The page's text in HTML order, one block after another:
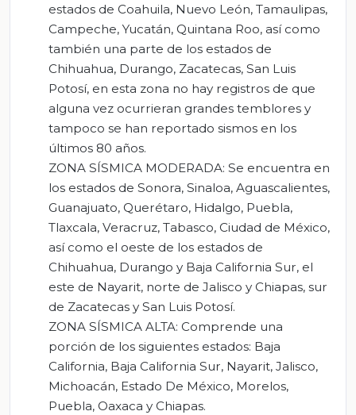
estados de Coahuila, Nuevo León, Tamaulipas,
Campeche, Yucatán, Quintana Roo, así como
también una parte de los estados de
Chihuahua, Durango, Zacatecas, San Luis
Potosí, en esta zona no hay registros de que
alguna vez ocurrieran grandes temblores y
tampoco se han reportado sismos en los
últimos 80 años.
ZONA SÍSMICA MODERADA: Se encuentra en
los estados de Sonora, Sinaloa, Aguascalientes,
Guanajuato, Querétaro, Hidalgo, Puebla,
Tlaxcala, Veracruz, Tabasco, Ciudad de México,
así como el oeste de los estados de
Chihuahua, Durango y Baja California Sur, el
este de Nayarit, norte de Jalisco y Chiapas, sur
de Zacatecas y San Luis Potosí.
ZONA SÍSMICA ALTA: Comprende una
porción de los siguientes estados: Baja
California, Baja California Sur, Nayarit, Jalisco,
Michoacán, Estado De México, Morelos,
Puebla, Oaxaca y Chiapas.